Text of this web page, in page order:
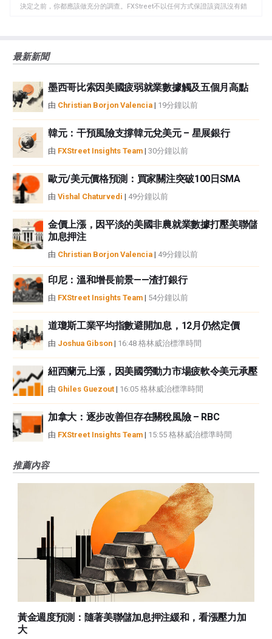
板
決定之前，你都應該做充分的調查。FXStreet不以任何方式保證該資訊沒有錯
觀點，並不代表FXStreet或其廣告商的官方政策或立場。作者不對本頁連結的
如果文章正文中沒有明確提到，在撰寫本文時，作者在本文中提到的任何股票
中都沒有頭寸，也沒有與文中提到的任何公司有業務關係。除了FXStreet，作
者沒有收到撰寫這篇文章的報酬。
FXStreet和作者不提供個性化的建議。作者對該資訊的準確性、完整性或適用
性不作任何陳述。FXStreet和作者將不承擔任何錯誤，遺漏或任何損失，傷害
或損害由此資訊及其顯示或使用引起的。錯誤和遺漏除外。本文作者和
FXStreet並非註冊投資顧問，本文內容無意提供任何投資建議。
最新新聞
墨西哥比索因美國疲弱就業數據觸及五個月高點
由 Christian Borjon Valencia | 19分鐘以前
韓元：干預風險支撐韓元兌美元 – 星展銀行
由 FXStreet Insights Team | 30分鐘以前
歐元/美元價格預測：買家關注突破100日SMA
由 Vishal Chaturvedi | 49分鐘以前
金價上漲，因平淡的美國非農就業數據打壓美聯儲
加息押注
由 Christian Borjon Valencia | 49分鐘以前
印尼：溫和增長前景——渣打銀行
由 FXStreet Insights Team | 54分鐘以前
道瓊斯工業平均指數避開加息，12月仍然定價
由 Joshua Gibson | 16:48 格林威治標準時間
紐西蘭元上漲，因美國勞動力市場疲軟令美元承壓
由 Ghiles Guezout | 16:05 格林威治標準時間
加拿大：逐步改善但存在關稅風險 – RBC
由 FXStreet Insights Team | 15:55 格林威治標準時間
推薦內容
黃金週度預測：隨著美聯儲加息押注緩和，看漲壓力加
大